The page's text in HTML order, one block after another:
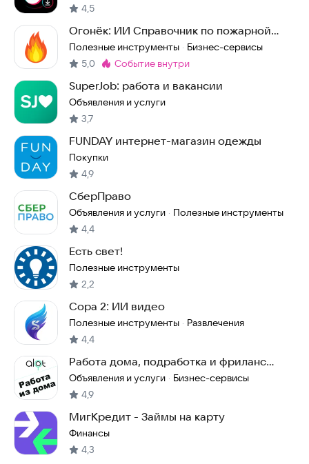
4,5
Огонёк: ИИ Справочник по пожарной
безопасности
Полезные инструменты · Бизнес-сервисы
5,0
Метка:
событие внутри
SuperJob: работа и вакансии
Объявления и услуги
3,7
FUNDAY интернет-магазин одежды
Покупки
4,9
СберПраво
Объявления и услуги · Полезные инструменты
4,4
Есть свет!
Полезные инструменты
2,2
Сора 2: ИИ видео
Полезные инструменты · Развлечения
4,4
Работа дома, подработка и фриланс
ALOT.PRO
Объявления и услуги · Бизнес-сервисы
4,9
МигКредит - Займы на карту
Финансы
4,3